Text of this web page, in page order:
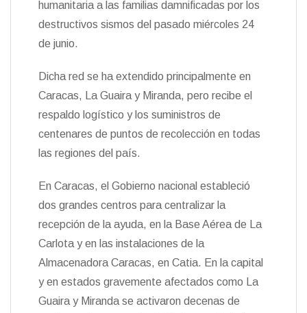
d
l
humanitaria a las familias damnificadas por los
destructivos sismos del pasado miércoles 24
de junio.
Dicha red se ha extendido principalmente en
Caracas, La Guaira y Miranda, pero recibe el
respaldo logístico y los suministros de
centenares de puntos de recolección en todas
las regiones del país.
En Caracas, el Gobierno nacional estableció
dos grandes centros para centralizar la
recepción de la ayuda, en la Base Aérea de La
Carlota y en las instalaciones de la
Almacenadora Caracas, en Catia. En la capital
y en estados gravemente afectados como La
Guaira y Miranda se activaron decenas de